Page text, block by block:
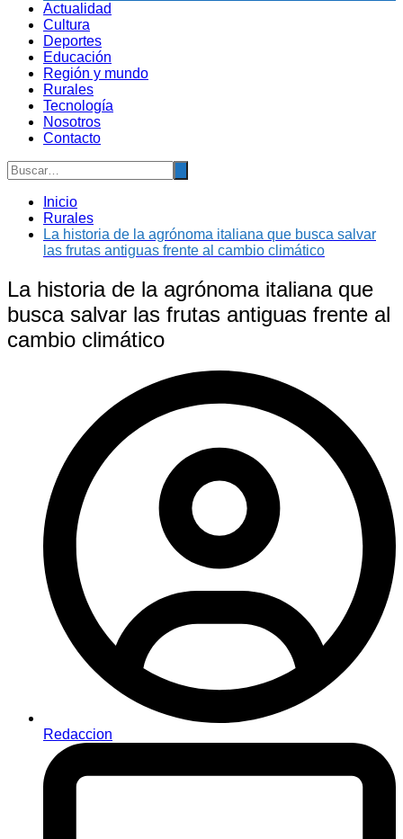
Actualidad
Cultura
Deportes
Educación
Región y mundo
Rurales
Tecnología
Nosotros
Contacto
Inicio
Rurales
La historia de la agrónoma italiana que busca salvar
las frutas antiguas frente al cambio climático
La historia de la agrónoma italiana que
busca salvar las frutas antiguas frente al
cambio climático
Redaccion